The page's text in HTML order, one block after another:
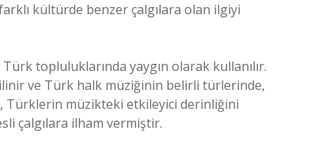
kültürde benzer çalgılara olan ilgiyi
topluluklarında yaygın olarak kullanılır.
ve Türk halk müziğinin belirli türlerinde,
Türklerin müzikteki etkileyici derinliğini
çalgılara ilham vermiştir.